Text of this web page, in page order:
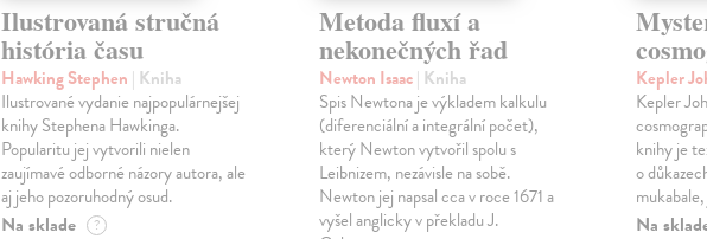
Ilustrovaná stručná
história času
Hawking Stephen | Kniha
Ilustrované vydanie najpopulárnejšej
knihy Stephena Hawkinga.
Popularitu jej vytvorili nielen
zaujímavé odborné názory autora, ale
aj jeho pozoruhodný osud.
Na sklade ?
Metoda fluxí a
nekonečných řad
Newton Isaac| Kniha
Spis Newtona je výkladem kalkulu
(diferenciální a integrální počet),
který Newton vytvořil spolu s
Leibnizem, nezávisle na sobě.
Newton jej napsal cca v roce 1671 a
vyšel anglicky v překladu J.
Kepler
Kepler
knihy je
o
Na